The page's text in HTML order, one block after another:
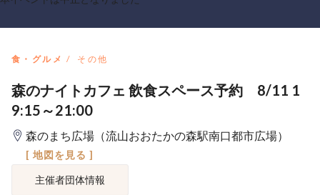
食・グルメ その他
森のナイトカフェ 飲食スペース予約 8/11 1
9:15～21:00
森のまち広場（流山おおたかの森駅南口都市広場）
[ 地図を見る ]
主催者団体情報